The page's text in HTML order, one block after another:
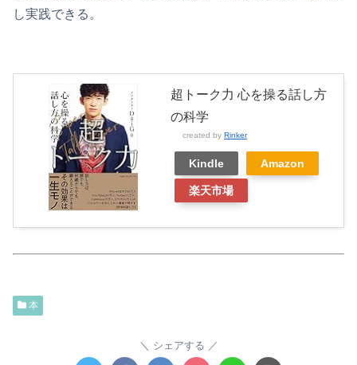
し実践できる。
超トーク力 心を操る話し方
の科学
created by Rinker
Kindle Amazon
楽天市場
本
シェアする